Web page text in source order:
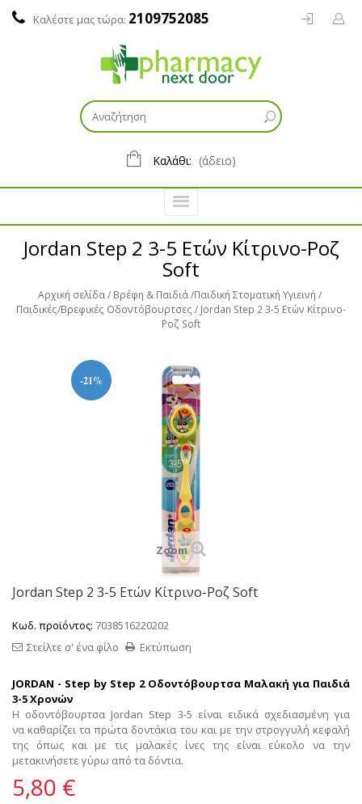
Καλέστε μας τώρα: 2109752085
Καλάθι: (άδειο)
Jordan Step 2 3-5 Ετών Κίτρινο-Ροζ
Soft
Αρχική σελίδα Βρέφη & Παιδιά Παιδική Στοματική Υγιεινή
Παιδικές/Βρεφικές Οδοντόβουρτσες
Jordan Step 2 3-5 Ετών Κίτρινο-
Ροζ Soft
-21%
Zoom
Jordan Step 2 3-5 Ετών Κίτρινο-Ροζ Soft
Κωδ. προϊόντος: 7038516220202
Εκτύπωση
Στείλτε σ' ένα φίλο
JORDAN - Step by Step 2 Οδοντόβουρτσα Μαλακή για Παιδιά
3-5 Χρονών
Η οδοντόβουρτσα Jordan Step 3-5 είναι ειδικά σχεδιασμένη για
να καθαρίζει τα πρώτα δοντάκια του και με την στρογγυλή κεφαλή
της όπως και με τις μαλακές ίνες της είναι εύκολο να την
μετακινήσετε γύρω από τα δόντια.
5,80 €